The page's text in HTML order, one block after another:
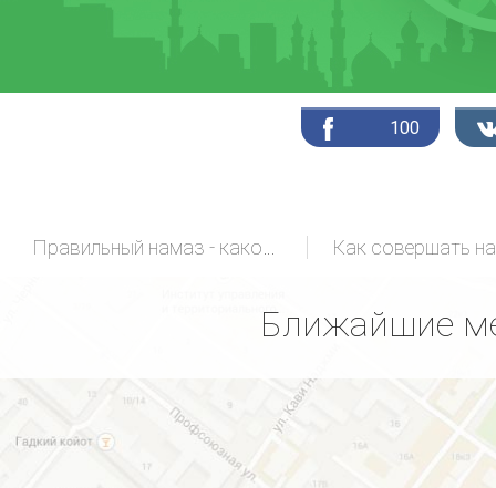
100
Правильный намаз - какой он? Как совершать
Ближайшие